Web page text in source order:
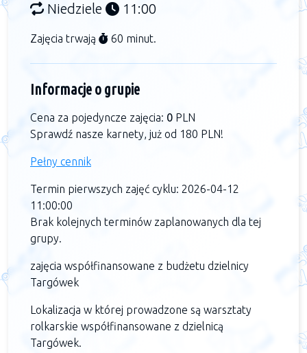
Niedziele 11:00
Zajęcia trwają 60 minut.
Informacje o grupie
Cena za pojedyncze zajęcia: 0 PLN
Sprawdź nasze karnety, już od 180 PLN!
Pełny cennik
Termin pierwszych zajęć cyklu: 2026-04-12
11:00:00
Brak kolejnych terminów zaplanowanych dla tej
grupy.
zajęcia współfinansowane z budżetu dzielnicy
Targówek
Lokalizacja w której prowadzone są warsztaty
rolkarskie współfinansowane z dzielnicą
Targówek.